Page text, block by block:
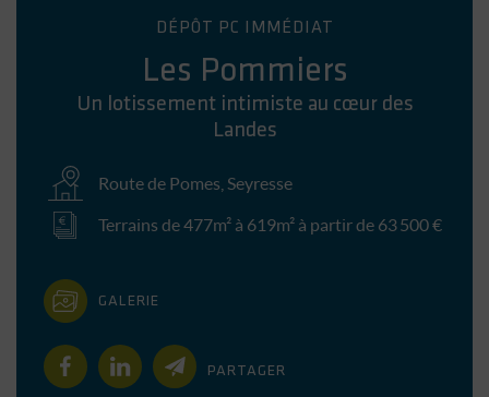
DÉPÔT PC IMMÉDIAT
Les Pommiers
Un lotissement intimiste au cœur des
Landes
Route de Pomes Seyresse
Terrains de 477m² à 619m² à partir de 63 500 €
GALERIE
PARTAGER